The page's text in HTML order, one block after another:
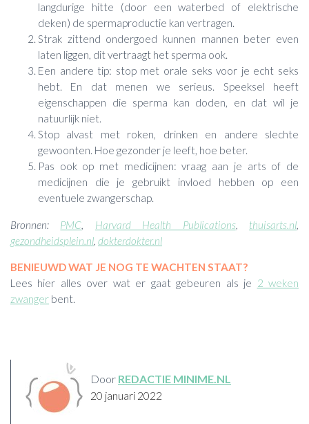
langdurige hitte (door een waterbed of elektrische
deken) de spermaproductie kan vertragen.
Strak zittend ondergoed kunnen mannen beter even
laten liggen, dit vertraagt het sperma ook.
Een andere tip: stop met orale seks voor je echt seks
hebt. En dat menen we serieus. Speeksel heeft
eigenschappen die sperma kan doden, en dat wil je
natuurlijk niet.
Stop alvast met roken, drinken en andere slechte
gewoonten. Hoe gezonder je leeft, hoe beter.
Pas ook op met medicijnen: vraag aan je arts of de
medicijnen die je gebruikt invloed hebben op een
eventuele zwangerschap.
Bronnen: PMC, Harvard Health Publications, thuisarts.nl,
gezondheidsplein.nl, dokterdokter.nl
BENIEUWD WAT JE NOG TE WACHTEN STAAT?
Lees hier alles over wat er gaat gebeuren als je 2 weken
zwanger bent.
Door REDACTIE MINIME.NL
20 januari 2022